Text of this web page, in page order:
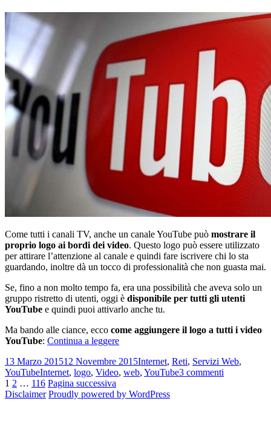
Come tutti i canali TV, anche un canale YouTube può mostrare il
proprio logo ai bordi dei video. Questo logo può essere utilizzato
per attirare l’attenzione al canale e quindi fare iscrivere chi lo sta
guardando, inoltre dà un tocco di professionalità che non guasta mai.
Se, fino a non molto tempo fa, era una possibilità che aveva solo un
gruppo ristretto di utenti, oggi è disponibile per tutti gli utenti
YouTube e quindi puoi attivarlo anche tu.
Ma bando alle ciance, ecco come aggiungere il logo a tutti i video
YouTube: Continua a leggereCome
il
logo
tutti
Scritto
il
13 Marzo 201512 Novembre 2015Categorie
Internet, Reti, Servizi Web,
YouTubeTag
Internet, logo, Video, web, YouTube3 commenti
Navigazione
articoli
Pagina
1 Pagina
2 … Pagina
116 Pagina successiva
Disclaimer Proudly powered by WordPress